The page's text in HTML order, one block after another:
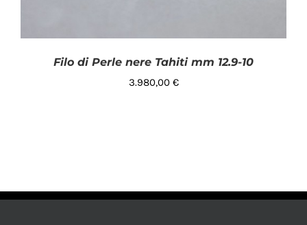
Filo di Perle nere Tahiti mm 12.9-10
3.980,00 €